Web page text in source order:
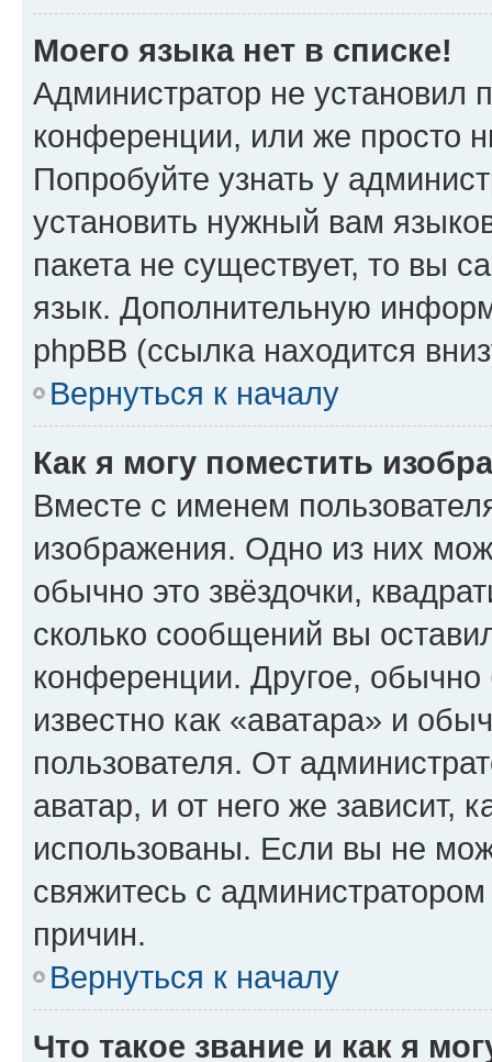
Моего языка нет в списке!
Администратор не установил
конференции, или же просто
Попробуйте узнать у
установить нужный вам
пакета не существует, то вы
язык. Дополнительную
phpBB (ссылка находится
Вернуться к началу
Как я могу поместить
Вместе с именем
изображения. Одно из них
обычно это звёздочки,
сколько сообщений вы
конференции. Другое,
известно как «аватара» и
пользователя. От
аватар, и от него же зависит,
использованы. Если вы не
свяжитесь с
причин.
Вернуться к началу
Что такое звание и как я